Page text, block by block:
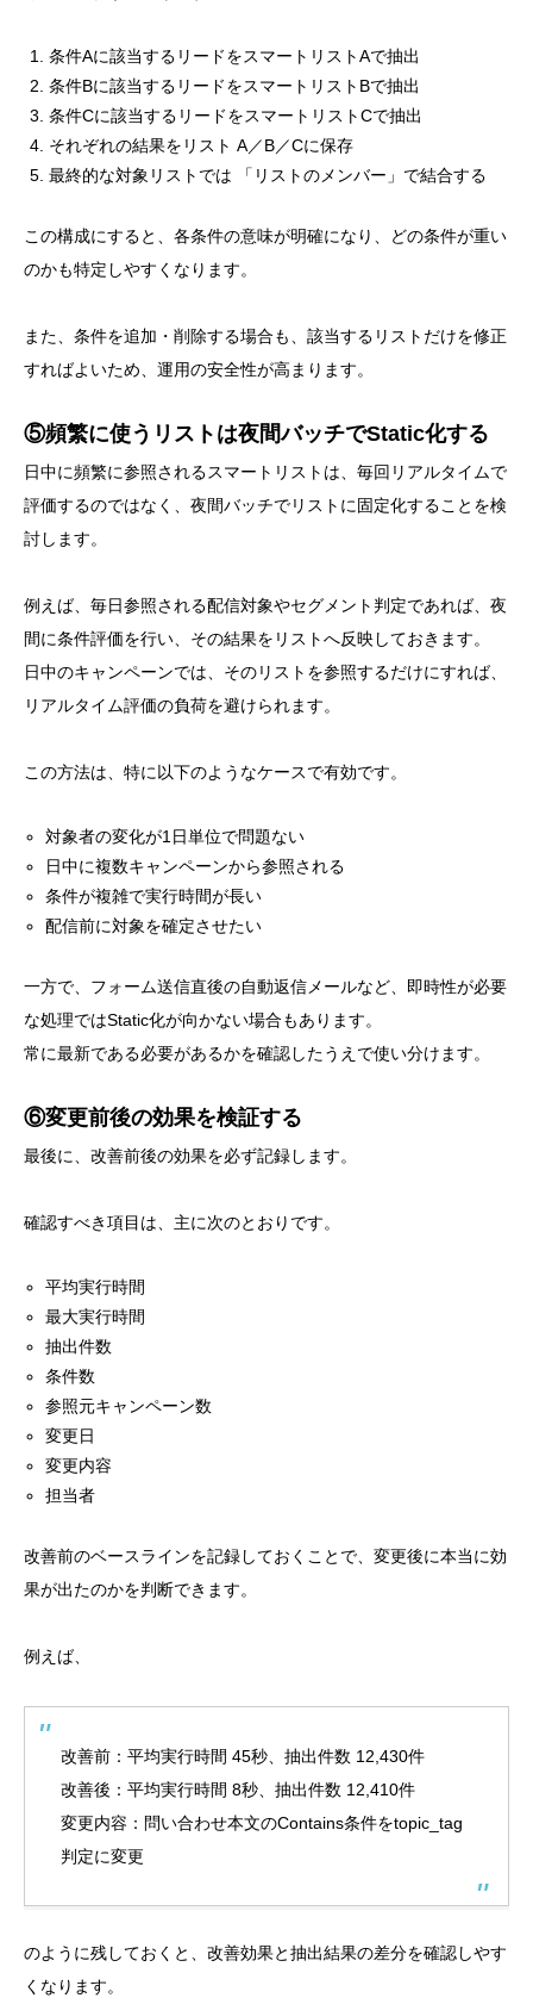
条件Aに該当するリードをスマートリストAで抽出
条件Bに該当するリードをスマートリストBで抽出
条件Cに該当するリードをスマートリストCで抽出
それぞれの結果をリスト A／B／Cに保存
最終的な対象リストでは 「リストのメンバー」で結合する
この構成にすると、各条件の意味が明確になり、どの条件が重い
のかも特定しやすくなります。
また、条件を追加・削除する場合も、該当するリストだけを修正
すればよいため、運用の安全性が高まります。
⑤頻繁に使うリストは夜間バッチでStatic化する
日中に頻繁に参照されるスマートリストは、毎回リアルタイムで
評価するのではなく、夜間バッチでリストに固定化することを検
討します。
例えば、毎日参照される配信対象やセグメント判定であれば、夜
間に条件評価を行い、その結果をリストへ反映しておきます。
日中のキャンペーンでは、そのリストを参照するだけにすれば、
リアルタイム評価の負荷を避けられます。
この方法は、特に以下のようなケースで有効です。
対象者の変化が1日単位で問題ない
日中に複数キャンペーンから参照される
条件が複雑で実行時間が長い
配信前に対象を確定させたい
一方で、フォーム送信直後の自動返信メールなど、即時性が必要
な処理ではStatic化が向かない場合もあります。
常に最新である必要があるかを確認したうえで使い分けます。
⑥変更前後の効果を検証する
最後に、改善前後の効果を必ず記録します。
確認すべき項目は、主に次のとおりです。
平均実行時間
最大実行時間
抽出件数
条件数
参照元キャンペーン数
変更日
変更内容
担当者
改善前のベースラインを記録しておくことで、変更後に本当に効
果が出たのかを判断できます。
例えば、
改善前：平均実行時間 45秒、抽出件数 12,430件
改善後：平均実行時間 8秒、抽出件数 12,410件
変更内容：問い合わせ本文のContains条件をtopic_tag
判定に変更
のように残しておくと、改善効果と抽出結果の差分を確認しやす
くなります。